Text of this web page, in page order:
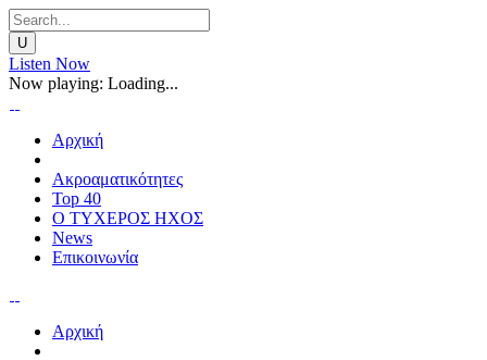
Listen Now
Now playing: Loading...
Αρχική
Ακροαματικότητες
Top 40
Ο ΤΥΧΕΡΟΣ ΗΧΟΣ
News
Επικοινωνία
Αρχική